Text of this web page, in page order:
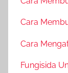
Cara
Cara
Fungisida